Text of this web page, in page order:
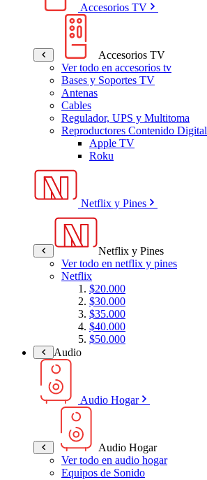
Accesorios TV
Accesorios TV
Ver todo en accesorios tv
Bases y Soportes TV
Antenas
Cables
Regulador, UPS y Multitoma
Reproductores Contenido Digital
Apple TV
Roku
Netflix y Pines
Netflix y Pines
Ver todo en netflix y pines
Netflix
$20.000
$30.000
$35.000
$40.000
$50.000
Audio
Audio Hogar
Audio Hogar
Ver todo en audio hogar
Equipos de Sonido